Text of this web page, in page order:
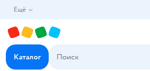
Ещё
Каталог